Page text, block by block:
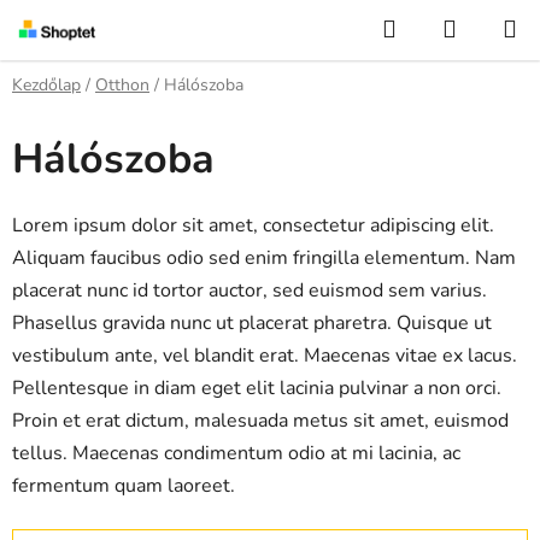
fő
tartalomhoz
KeresésKOSÁR
Kezdőlap / Otthon / Hálószoba
Hálószoba
Lorem ipsum dolor sit amet, consectetur adipiscing elit.
Aliquam faucibus odio sed enim fringilla elementum. Nam
placerat nunc id tortor auctor, sed euismod sem varius.
Phasellus gravida nunc ut placerat pharetra. Quisque ut
vestibulum ante, vel blandit erat. Maecenas vitae ex lacus.
Pellentesque in diam eget elit lacinia pulvinar a non orci.
Proin et erat dictum, malesuada metus sit amet, euismod
tellus. Maecenas condimentum odio at mi lacinia, ac
fermentum quam laoreet.